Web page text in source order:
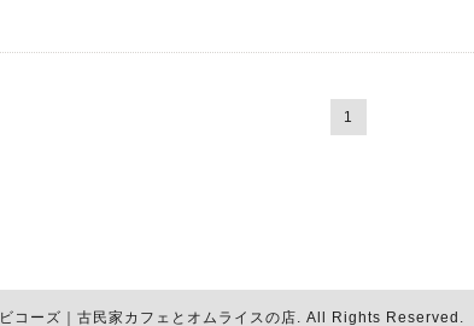
1
ビコーズ｜古民家カフェとオムライスの店. All Rights Reserved.